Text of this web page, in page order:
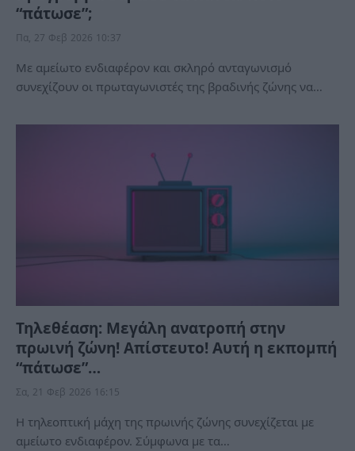
“πάτωσε”;
Πα, 27 Φεβ 2026 10:37
Με αμείωτο ενδιαφέρον και σκληρό ανταγωνισμό
συνεχίζουν οι πρωταγωνιστές της βραδινής ζώνης να…
Τηλεθέαση: Μεγάλη ανατροπή στην
πρωινή ζώνη! Απίστευτο! Αυτή η εκπομπή
“πάτωσε”…
Σα, 21 Φεβ 2026 16:15
Η τηλεοπτική μάχη της πρωινής ζώνης συνεχίζεται με
αμείωτο ενδιαφέρον. Σύμφωνα με τα…